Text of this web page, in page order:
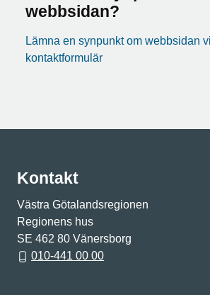
webbsidan?
Lämna en synpunkt om webbsidan
kontaktformulär
Kontakt
Västra Götalandsregionen
Regionens hus
SE 462 80 Vänersborg
010-441 00 00